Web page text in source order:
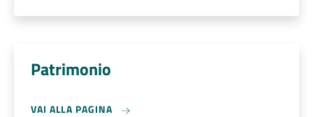
Patrimonio
VAI ALLA PAGINA